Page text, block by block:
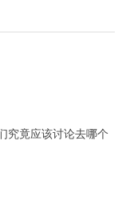
究竟应该讨论去哪个